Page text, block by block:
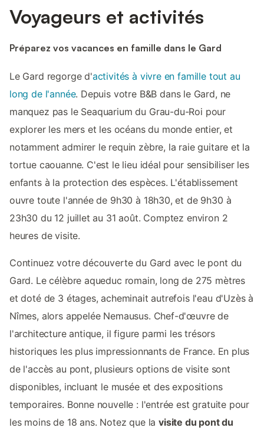
Voyageurs et activités
Préparez vos vacances en famille dans le Gard
Le Gard regorge d'activités à vivre en famille tout au
long de l'année. Depuis votre B&B dans le Gard, ne
manquez pas le Seaquarium du Grau-du-Roi pour
explorer les mers et les océans du monde entier, et
notamment admirer le requin zèbre, la raie guitare et la
tortue caouanne. C'est le lieu idéal pour sensibiliser les
enfants à la protection des espèces. L'établissement
ouvre toute l'année de 9h30 à 18h30, et de 9h30 à
23h30 du 12 juillet au 31 août. Comptez environ 2
heures de visite.
Continuez votre découverte du Gard avec le pont du
Gard. Le célèbre aqueduc romain, long de 275 mètres
et doté de 3 étages, acheminait autrefois l'eau d'Uzès à
Nîmes, alors appelée Nemausus. Chef-d'œuvre de
l'architecture antique, il figure parmi les trésors
historiques les plus impressionnants de France. En plus
de l'accès au pont, plusieurs options de visite sont
disponibles, incluant le musée et des expositions
temporaires. Bonne nouvelle : l'entrée est gratuite pour
les moins de 18 ans. Notez que lavisite du pont du